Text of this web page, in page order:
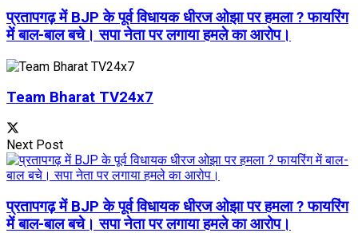
प्रतापगढ़ में BJP के पूर्व विधायक धीरज ओझा पर हमला ? फायरिंग
में बाल-बाल बचे। सपा नेता पर लगाया हमले का आरोप।
Team Bharat TV24x7
Next Post
प्रतापगढ़ में BJP के पूर्व विधायक धीरज ओझा पर हमला ? फायरिंग
में बाल-बाल बचे। सपा नेता पर लगाया हमले का आरोप।